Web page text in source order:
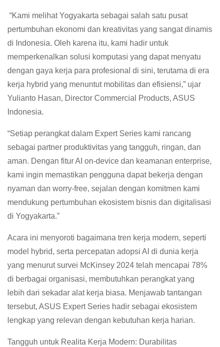
“Kami melihat Yogyakarta sebagai salah satu pusat
pertumbuhan ekonomi dan kreativitas yang sangat dinamis
di Indonesia. Oleh karena itu, kami hadir untuk
memperkenalkan solusi komputasi yang dapat menyatu
dengan gaya kerja para profesional di sini, terutama di era
kerja hybrid yang menuntut mobilitas dan efisiensi,” ujar
Yulianto Hasan, Director Commercial Products, ASUS
Indonesia.
“Setiap perangkat dalam Expert Series kami rancang
sebagai partner produktivitas yang tangguh, ringan, dan
aman. Dengan fitur AI on-device dan keamanan enterprise,
kami ingin memastikan pengguna dapat bekerja dengan
nyaman dan worry-free, sejalan dengan komitmen kami
mendukung pertumbuhan ekosistem bisnis dan digitalisasi
di Yogyakarta.”
Acara ini menyoroti bagaimana tren kerja modern, seperti
model hybrid, serta percepatan adopsi AI di dunia kerja
yang menurut survei McKinsey 2024 telah mencapai 78%
di berbagai organisasi, membutuhkan perangkat yang
lebih dari sekadar alat kerja biasa. Menjawab tantangan
tersebut, ASUS Expert Series hadir sebagai ekosistem
lengkap yang relevan dengan kebutuhan kerja harian.
Tangguh untuk Realita Kerja Modern: Durabilitas